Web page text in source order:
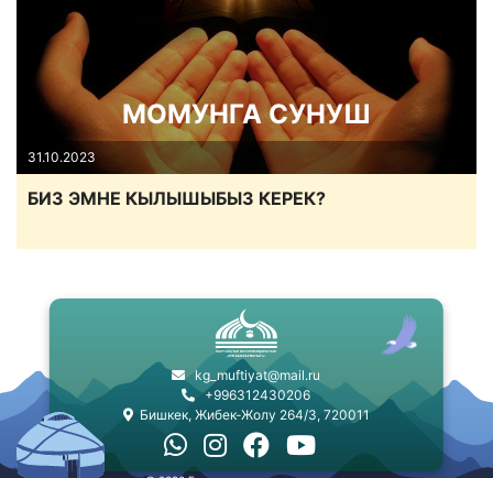
МОМУНГА СУНУШ
31.10.2023
БИЗ ЭМНЕ КЫЛЫШЫБЫЗ КЕРЕК?
kg_muftiyat@mail.ru
+996312430206
Бишкек, Жибек-Жолу 264/3, 720011